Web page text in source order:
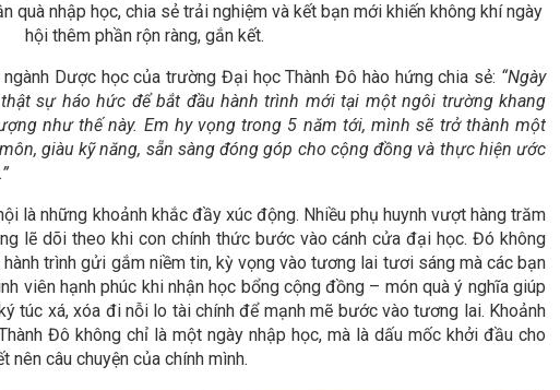
quà nhập học, chia sẻ trải nghiệm và kết bạn mới khiến không khí ngày
hội thêm phần rộn ràng, gắn kết.
Dược học của trường Đại học Thành Đô hào hứng chia sẻ: “Ngày
sự háo hức để bắt đầu hành trình mới tại một ngôi trường khang
như thế này. Em hy vọng trong 5 năm tới, mình sẽ trở thành một
giàu kỹ năng, sẵn sàng đóng góp cho cộng đồng và thực hiện ước
là những khoảnh khắc đầy xúc động. Nhiều phụ huynh vượt hàng trăm
lẽ dõi theo khi con chính thức bước vào cánh cửa đại học. Đó không
trình gửi gắm niềm tin, kỳ vọng vào tương lai tươi sáng mà các bạn
viên hạnh phúc khi nhận học bổng cộng đồng – món quà ý nghĩa giúp
túc xá, xóa đi nỗi lo tài chính để mạnh mẽ bước vào tương lai. Khoảnh
Đô không chỉ là một ngày nhập học, mà là dấu mốc khởi đầu cho
nên câu chuyện của chính mình.